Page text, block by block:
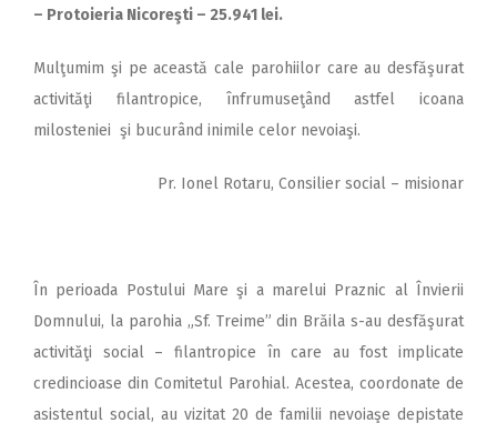
– Protoieria Nicoreşti – 25.941 lei.
Mulţumim şi pe această cale parohiilor care au desfăşurat
activităţi filantropice, înfrumuseţând astfel icoana
milosteniei şi bucurând inimile celor nevoiaşi.
Pr. Ionel Rotaru, Consilier social – misionar
În perioada Postului Mare şi a marelui Praznic al Învierii
Domnului, la parohia „Sf. Treime” din Brăila s-au desfăşurat
activităţi social – filantropice în care au fost implicate
credincioase din Comitetul Parohial. Acestea, coordonate de
asistentul social, au vizitat 20 de familii nevoiaşe depistate